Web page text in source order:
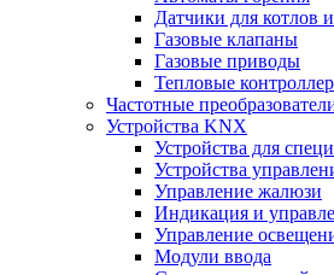
Датчики для котлов
Газовые клапаны
Газовые приводы
Тепловые
Частотные
Устройства KNX
Устройства для
Устройства
Управление жалюзи
Индикация и
Управление
Модули ввода